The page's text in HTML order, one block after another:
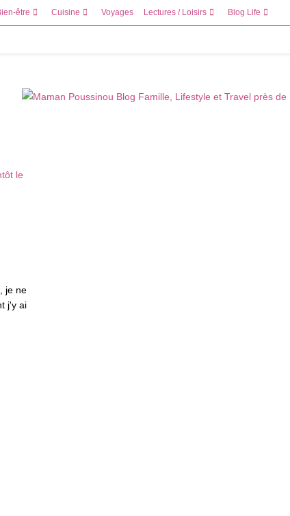
être Cuisine Voyages Lectures / Loisirs Blog Life
je ne
j'y ai